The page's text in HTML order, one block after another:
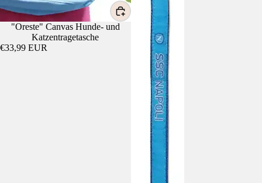
"Oreste" Canvas Hunde- und
Katzentragetasche
€33,99 EUR